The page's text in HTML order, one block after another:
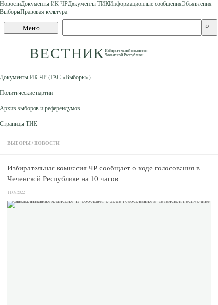
Skip to content
НовостиДокументы ИК ЧРДокументы ТИКИнформационные сообщенияОбъявления
ВыборыПравовая культура
Меню
ВЕСТНИКИзбирательной комиссии
Чеченской Республики
сайту
⌕
Документы ИК ЧР (ГАС «Выборы»)
Политические партии
Архив выборов и референдумов
Страницы ТИК
ВЫБОРЫ /НОВОСТИ
Избирательная комиссия ЧР сообщает о ходе голосования в
Чеченской Республике на 10 часов
11.09.2022